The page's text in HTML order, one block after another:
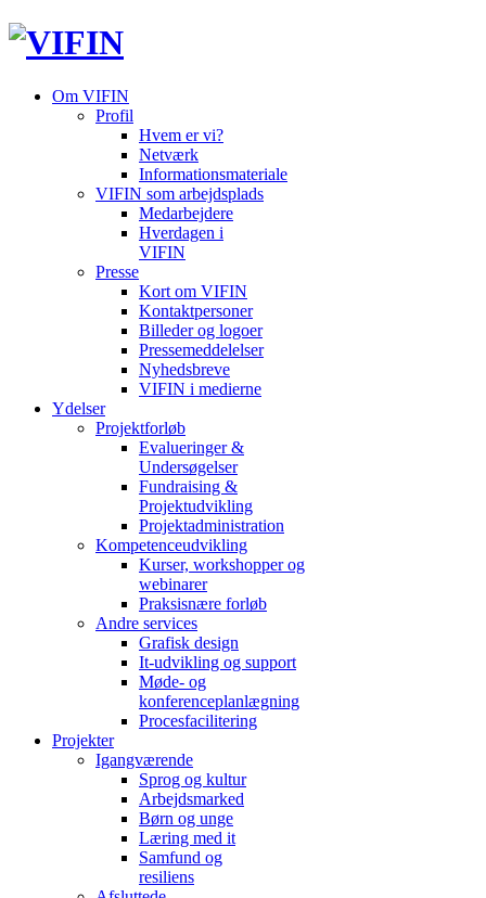
Om VIFIN
Profil
Hvem er vi?
Netværk
Informationsmateriale
VIFIN som arbejdsplads
Medarbejdere
Hverdagen i
VIFIN
Presse
Kort om VIFIN
Kontaktpersoner
Billeder og logoer
Pressemeddelelser
Nyhedsbreve
VIFIN i medierne
Ydelser
Projektforløb
Evalueringer &
Undersøgelser
Fundraising &
Projektudvikling
Projektadministration
Kompetenceudvikling
Kurser, workshopper og
webinarer
Praksisnære forløb
Andre services
Grafisk design
It-udvikling og support
Møde- og
konferenceplanlægning
Procesfacilitering
Projekter
Igangværende
Sprog og kultur
Arbejdsmarked
Børn og unge
Læring med it
Samfund og
resiliens